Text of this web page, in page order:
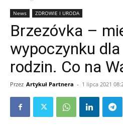
News ZDROWIE I URODA
Brzezóvka –
wypoczynku dla
rodzin. Co na
Przez Artykuł Partnera - 1 lipca 2021